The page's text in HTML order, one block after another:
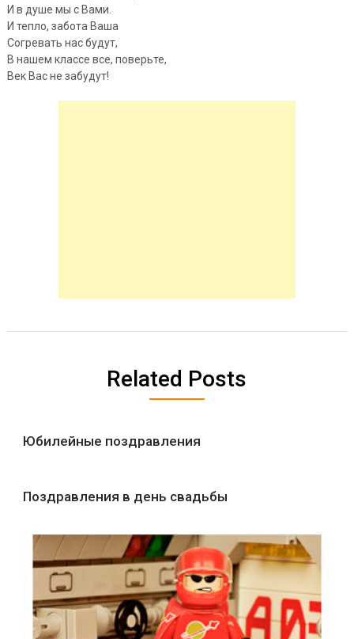
И в душе мы с Вами.
И тепло, забота Ваша
Согревать нас будут,
В нашем классе все, поверьте,
Век Вас не забудут!
Related Posts
Юбилейные поздравления
Поздравления в день свадьбы